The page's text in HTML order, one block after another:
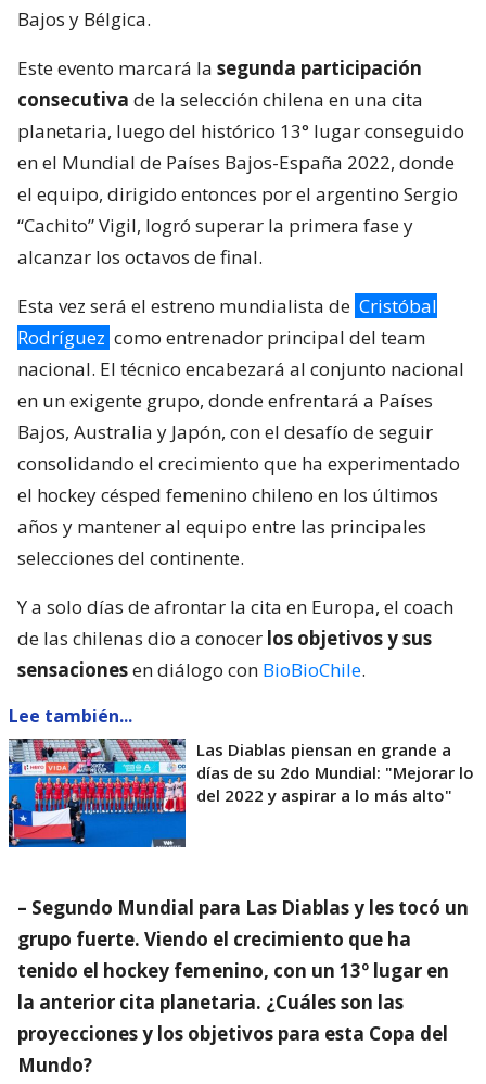
Bajos y Bélgica.
Este evento marcará la segunda participación
consecutiva de la selección chilena en una cita
planetaria, luego del histórico 13° lugar conseguido
en el Mundial de Países Bajos-España 2022, donde
el equipo, dirigido entonces por el argentino Sergio
“Cachito” Vigil, logró superar la primera fase y
alcanzar los octavos de final.
Esta vez será el estreno mundialista de Cristóbal
Rodríguez como entrenador principal del team
nacional. El técnico encabezará al conjunto nacional
en un exigente grupo, donde enfrentará a Países
Bajos, Australia y Japón, con el desafío de seguir
consolidando el crecimiento que ha experimentado
el hockey césped femenino chileno en los últimos
años y mantener al equipo entre las principales
selecciones del continente.
Y a solo días de afrontar la cita en Europa, el coach
de las chilenas dio a conocer los objetivos y sus
sensacionesen diálogo con BioBioChile.
Lee también...
Las Diablas piensan en grande a
días de su 2do Mundial: "Mejorar lo
del 2022 y aspirar a lo más alto"
– Segundo Mundial para Las Diablas y les tocó un
grupo fuerte. Viendo el crecimiento que ha
tenido el hockey femenino, con un 13º lugar en
la anterior cita planetaria. ¿Cuáles son las
proyecciones y los objetivos para esta Copa del
Mundo?